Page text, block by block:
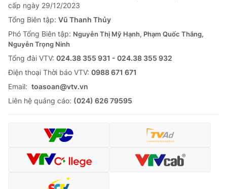
cấp ngày 29/12/2023
Tổng Biên tập: Vũ Thanh Thủy
Phó Tổng Biên tập: Nguyễn Thị Mỹ Hạnh, Phạm Quốc Thắng,
Nguyễn Trọng Ninh
Tổng đài VTV: 024.38 355 931 - 024.38 355 932
Ðiện thoại Thời báo VTV: 0988 671 671
Email: toasoan@vtv.vn
Liên hệ quảng cáo: (024) 626 79595